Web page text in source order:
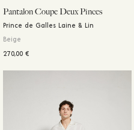
Pantalon Coupe Deux Pinces
Prince de Galles Laine & Lin
Beige
270,00 €